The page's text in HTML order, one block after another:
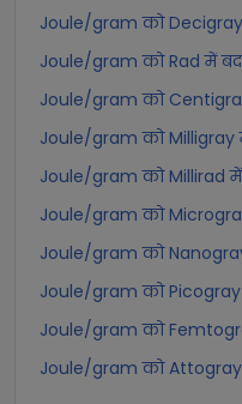
Joule/gram को
Joule/gram को Rad में
Joule/gram को
Joule/gram को
Joule/gram को Millirad
Joule/gram को
Joule/gram को
Joule/gram को
Joule/gram को
Joule/gram को